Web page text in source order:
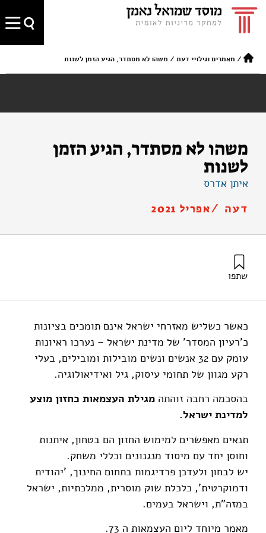
/ מאמרים וגילויי דעת / משהו לא מסתדר, הגיע הזמן לשנות
משהו לא מסתדר, הגיע הזמן
לשנות
איתן אדרס
דעה /אפריל 2021
שתפו
כאשר כשליש מאזרחי ישראל אינם תומכים בציונות
כ'רעיון המסדר' של מדינת ישראל – נערכו ראיונות
עומק עם 32 אנשים ונשים מובילות ומובילים, בעלי
רקע מגוון של תחומי עיסוק, גיל ואידיאולוגיה.
בהסכמה רחבה זוהתה מגילת העצמאות כחזון מוצע
למדינת ישראל.
תנאים מאפשרים למימוש החזון הם בטחון, איתנות
וחוסן יחד עם מיסוד מנגנונים וכללי משחק.
יש לבחון ולעדכן פרדיגמות בתחום החינוך, 'יהודית
ודמוקרטית', כלכלת שוק מוסרית, ממלכתיות, ישראל
במזה"ת, וישראל בעמים.
מאמר מיוחד ליום העצמאות ה 73.